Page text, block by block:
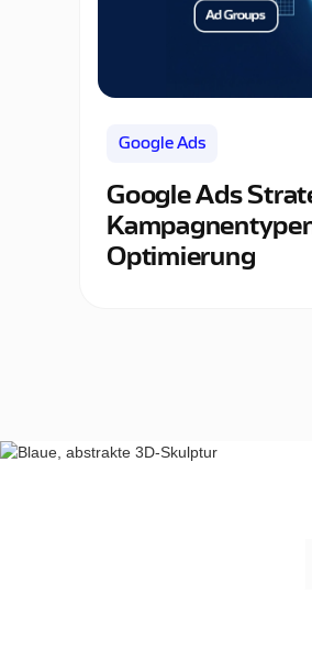
Google Ads
Google Ads
Optimierung